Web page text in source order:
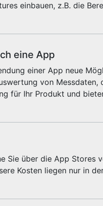
einbauen, z.B. die
eine App
einer App neue
von
für Ihr Produkt und
Sie über die App Stores
Kosten liegen nur in